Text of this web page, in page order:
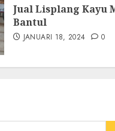
Jual Lisplang Kayu
Bantul
JANUARI 18, 2024 0